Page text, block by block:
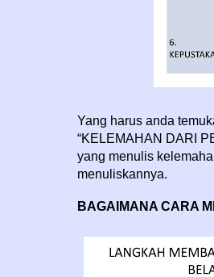
Yang harus anda
“KELEMAHAN DARI
yang menulis
menuliskannya.
BAGAIMANA CARA